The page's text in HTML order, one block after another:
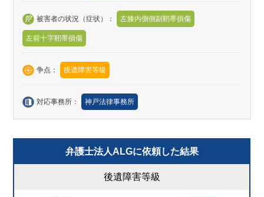
被害者の状況（症状）： 左膝内側側副靭帯損傷
左前十字靭帯損傷
争点： 後遺障害等級
対応事務所： 神戸法律事務所
弁護士法人ALGに依頼した結果
後遺障害等級